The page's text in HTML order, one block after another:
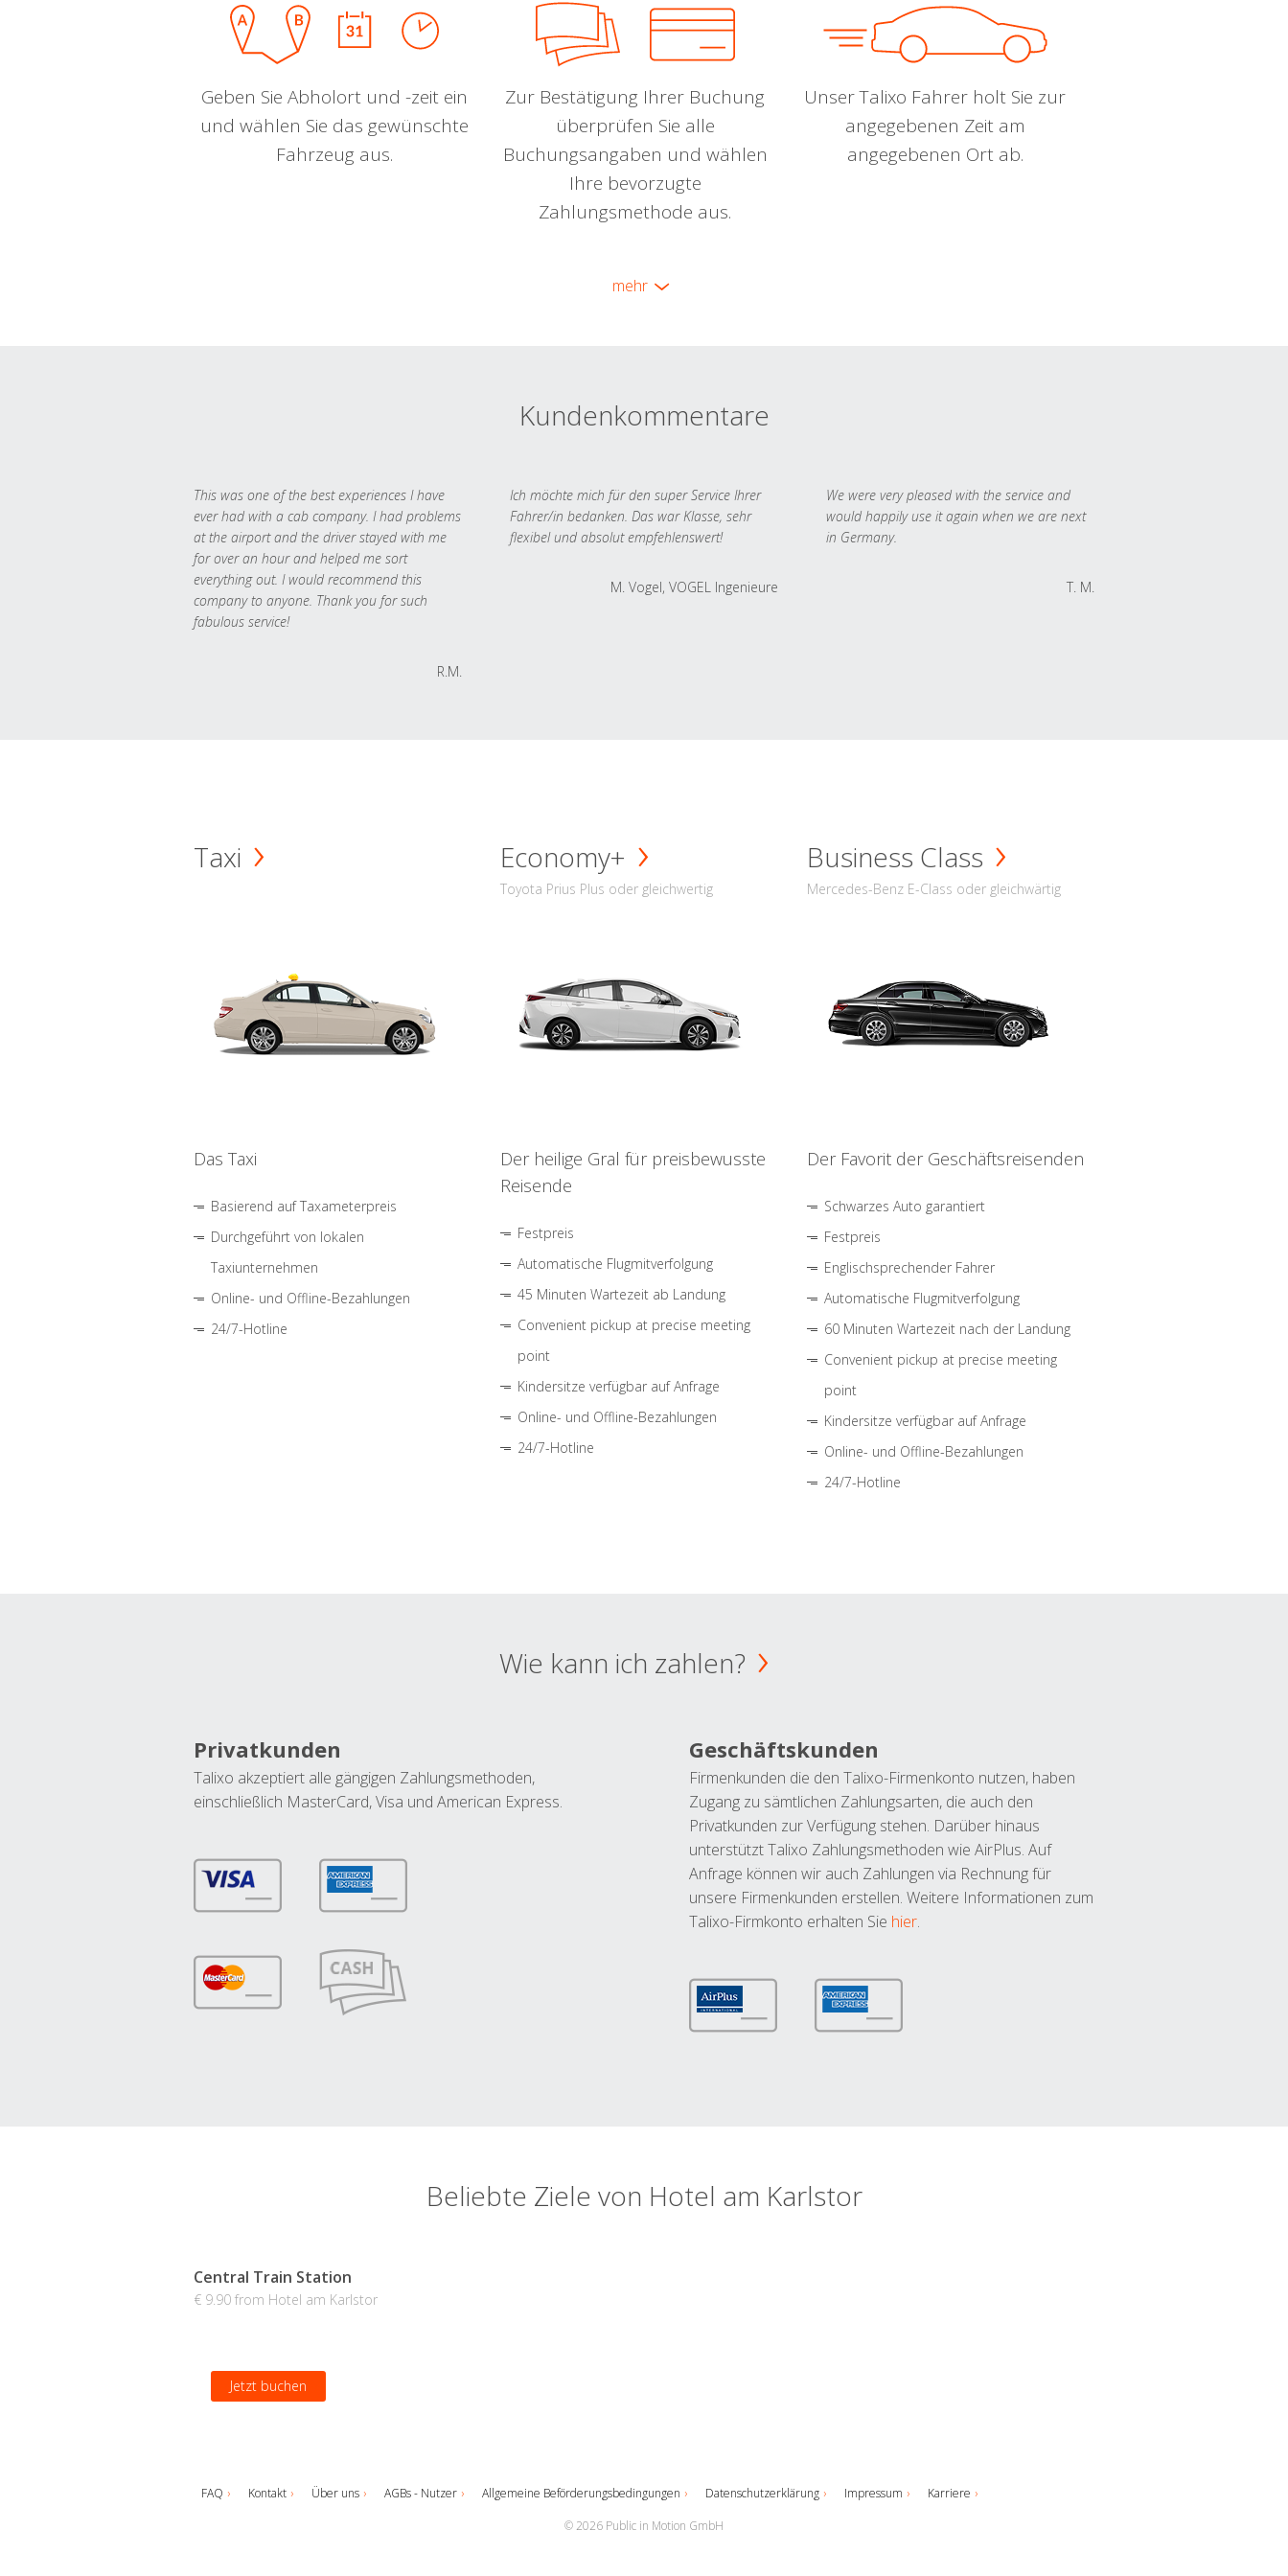
Geben Sie Abholort und -zeit ein
und wählen Sie das gewünschte
Fahrzeug aus.
Zur Bestätigung Ihrer Buchung
überprüfen Sie alle
Buchungsangaben und wählen
Ihre bevorzugte
Zahlungsmethode aus.
Unser Talixo Fahrer holt Sie zur
angegebenen Zeit am
angegebenen Ort ab.
mehr
Kundenkommentare
This was one of the best experiences I have
ever had with a cab company. I had problems
at the airport and the driver stayed with me
for over an hour and helped me sort
everything out. I would recommend this
company to anyone. Thank you for such
fabulous service!
R.M.
Ich möchte mich für den super Service Ihrer
Fahrer/in bedanken. Das war Klasse, sehr
flexibel und absolut empfehlenswert!
M. Vogel, VOGEL Ingenieure
We were very pleased with the service and
would happily use it again when we are next
in Germany.
T. M.
Taxi
Das Taxi
Basierend auf Taxameterpreis
Durchgeführt von lokalen
Taxiunternehmen
Online- und Offline-Bezahlungen
24/7-Hotline
Economy+
Toyota Prius Plus oder gleichwertig
Der heilige Gral für preisbewusste
Reisende
Festpreis
Automatische Flugmitverfolgung
45 Minuten Wartezeit ab Landung
Convenient pickup at precise meeting
point
Kindersitze verfügbar auf Anfrage
Online- und Offline-Bezahlungen
24/7-Hotline
Business Class
Mercedes-Benz E-Class oder gleichwärtig
Der Favorit der Geschäftsreisenden
Schwarzes Auto garantiert
Festpreis
Englischsprechender Fahrer
Automatische Flugmitverfolgung
60 Minuten Wartezeit nach der Landung
Convenient pickup at precise meeting
point
Kindersitze verfügbar auf Anfrage
Online- und Offline-Bezahlungen
24/7-Hotline
Wie kann ich zahlen?
Privatkunden
Talixo akzeptiert alle gängigen Zahlungsmethoden,
einschließlich MasterCard, Visa und American Express.
Geschäftskunden
Firmenkunden die den Talixo-Firmenkonto nutzen, haben
Zugang zu sämtlichen Zahlungsarten, die auch den
Privatkunden zur Verfügung stehen. Darüber hinaus
unterstützt Talixo Zahlungsmethoden wie AirPlus. Auf
Anfrage können wir auch Zahlungen via Rechnung für
unsere Firmenkunden erstellen. Weitere Informationen zum
Talixo-Firmkonto erhalten Sie hier.
Beliebte Ziele von Hotel am Karlstor
Central Train Station
€ 9.90 from Hotel am Karlstor
Jetzt buchen
FAQ Kontakt Über uns AGBs - Nutzer Allgemeine Beförderungsbedingungen Datenschutzerklärung Impressum
Karriere
© 2026 Public in Motion GmbH